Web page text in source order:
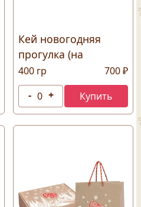
Кей новогодняя
прогулка (на
магните)
400 гр 700 ₽